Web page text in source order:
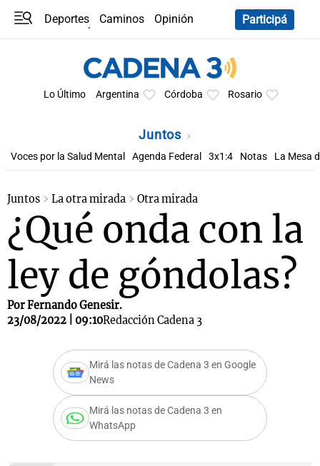
Deportes Caminos
Opinión
Participá
Lo Último Argentina Córdoba Rosario
Juntos
Voces por la Salud Mental Agenda Federal 3x1:4 Notas La Mesa
Juntos La otra mirada Otra mirada
¿Qué onda con la
ley de góndolas?
Por Fernando Genesir.
23/08/2022 | 09:10Redacción Cadena 3
Mirá las notas de Cadena 3 en Google
News
Mirá las notas de Cadena 3 en
WhatsApp